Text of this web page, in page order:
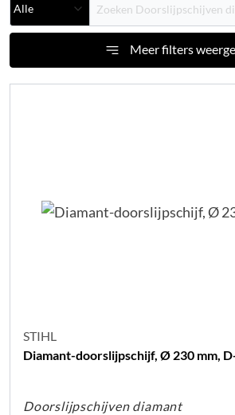
Meer filters
STIHL
Diamant-doorslijpschijf, Ø 230 mm,
Doorslijpschijven diamant